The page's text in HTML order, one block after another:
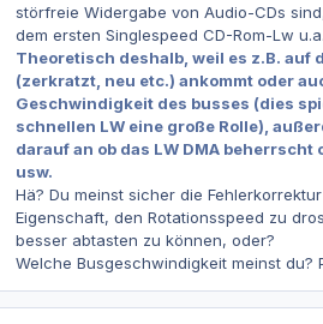
störfreie Widergabe von Audio-CDs
dem ersten Singlespeed CD-Rom-Lw
Theoretisch deshalb, weil es z.B. auf
(zerkratzt, neu etc.) ankommt oder
Geschwindigkeit des busses (dies
schnellen LW eine große Rolle),
darauf an ob das LW DMA beherrscht
usw.
Hä? Du meinst sicher die
Eigenschaft, den Rotationsspeed zu
besser abtasten zu können, oder?
Welche Busgeschwindigkeit meinst du?